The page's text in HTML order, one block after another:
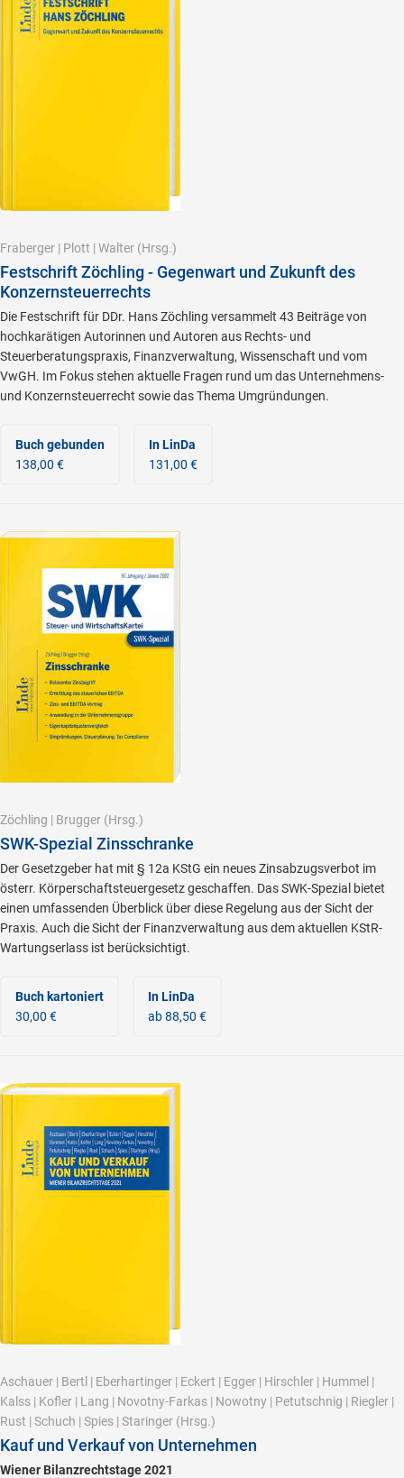
Fraberger | Plott | Walter (Hrsg.)
Festschrift Zöchling - Gegenwart und Zukunft des
Konzernsteuerrechts
Die Festschrift für DDr. Hans Zöchling versammelt 43 Beiträge von
hochkarätigen Autorinnen und Autoren aus Rechts- und
Steuerberatungspraxis, Finanzverwaltung, Wissenschaft und vom
VwGH. Im Fokus stehen aktuelle Fragen rund um das Unternehmens-
und Konzernsteuerrecht sowie das Thema Umgründungen.
Buch gebunden
138,00 €
In LinDa
131,00 €
Zöchling | Brugger (Hrsg.)
SWK-Spezial Zinsschranke
Der Gesetzgeber hat mit § 12a KStG ein neues Zinsabzugsverbot im
österr. Körperschaftsteuergesetz geschaffen. Das SWK-Spezial bietet
einen umfassenden Überblick über diese Regelung aus der Sicht der
Praxis. Auch die Sicht der Finanzverwaltung aus dem aktuellen KStR-
Wartungserlass ist berücksichtigt.
Buch kartoniert
30,00 €
In LinDa
ab 88,50 €
Aschauer | Bertl | Eberhartinger | Eckert | Egger | Hirschler | Hummel |
Kalss | Kofler | Lang | Novotny-Farkas | Nowotny | Petutschnig | Riegler |
Rust | Schuch | Spies | Staringer (Hrsg.)
Kauf und Verkauf von Unternehmen
Wiener Bilanzrechtstage 2021